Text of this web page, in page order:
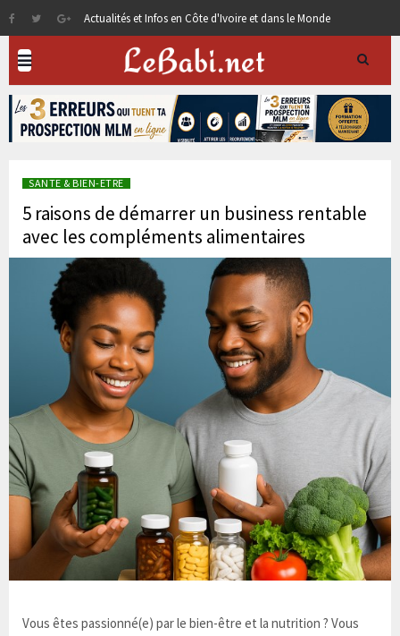
Actualités et Infos en Côte d'Ivoire et dans le Monde
SANTE & BIEN-ETRE
5 raisons de démarrer un business rentable
avec les compléments alimentaires
Vous êtes passionné(e) par le bien-être et la nutrition ? Vous